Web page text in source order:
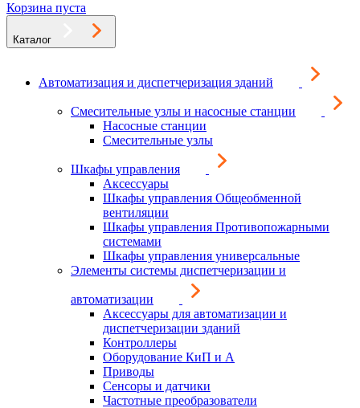
Корзина пуста
Каталог
Автоматизация и диспетчеризация зданий
Смесительные узлы и насосные станции
Насосные станции
Смесительные узлы
Шкафы управления
Аксессуары
Шкафы управления Общеобменной
вентиляции
Шкафы управления Противопожарными
системами
Шкафы управления универсальные
Элементы системы диспетчеризации и
автоматизации
Аксессуары для автоматизации и
диспетчеризации зданий
Контроллеры
Оборудование КиП и А
Приводы
Сенсоры и датчики
Частотные преобразователи